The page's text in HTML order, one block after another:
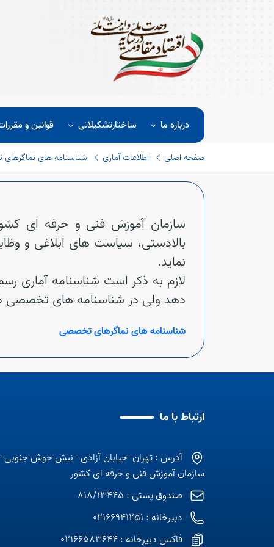
درباره ما ساختارتشکیلاتی قوانین و
صفحه اصلی اطلاعات آماری شناسنامه های
سازمان آموزش فنی و حرفه ای
بالادستی، سیاست های ابلاغی و
نماید.
لازم به ذکر است شناسنامه آماری
دهد ولی در شناسنامه های تخصصی
شناسنامه های نماگرهایتخصصی
ارتباط با ما
آدرس : تهران -خیابان آزادی - نبش خوش جنوبی -
سازمان آموزش فنی و حرفه ای کشور
صندوق پستی : 818/13445
دبیرخانه : 02166941251
فاکس دبیرخانه : 02166583644